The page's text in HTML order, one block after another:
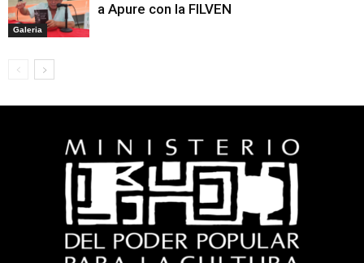
Galeria
a Apure con la FILVEN